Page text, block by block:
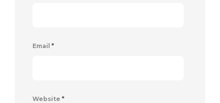
Email *
Website *